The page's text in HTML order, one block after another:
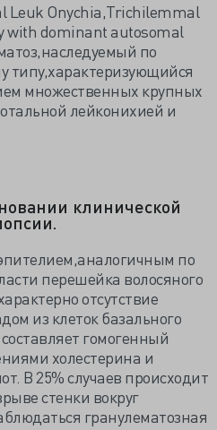
Leuk Onychia,Trichilemmal
with dominant autosomal
по
типу,характеризующийся
множественных крупных
лейконихией и
клинической
по
перешейка волосяного
отсутствие
из клеток базального
гомогенный
холестерина и
В 25% случаев происходит
стенки вокруг
гранулематозная